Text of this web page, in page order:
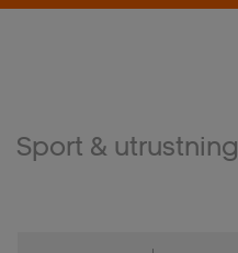
Sport & utrustning